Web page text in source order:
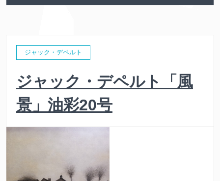
ジャック・デペルト
ジャック・デペルト「風
景」油彩20号